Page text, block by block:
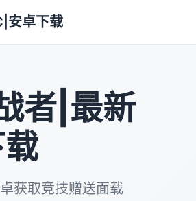
安卓下载
者|最新
获取竞技赠送面载